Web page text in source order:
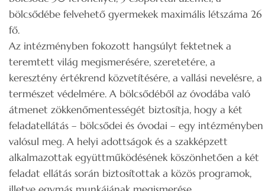
bölcsődébe felvehető gyermekek maximális létszáma 26
fő.
Az intézményben fokozott hangsúlyt fektetnek a
teremtett világ megismerésére, szeretetére, a
keresztény értékrend közvetítésére, a vallási nevelésre, a
természet védelmére. A bölcsődéből az óvodába való
átmenet zökkenőmentességét biztosítja, hogy a két
feladatellátás – bölcsődei és óvodai – egy intézményben
valósul meg. A helyi adottságok és a szakképzett
alkalmazottak együttműködésének köszönhetően a két
feladat ellátás során biztosítottak a közös programok,